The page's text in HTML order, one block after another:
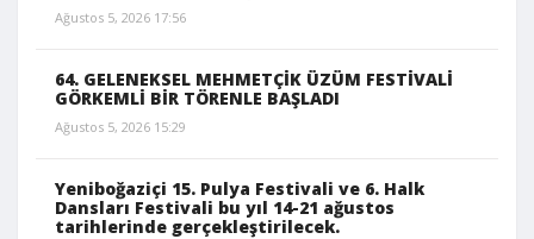
Ağustos 5, 2026 17:56
64. GELENEKSEL MEHMETÇİK ÜZÜM FESTİVALİ
GÖRKEMLİ BİR TÖRENLE BAŞLADI
Ağustos 5, 2026 15:29
Yeniboğaziçi 15. Pulya Festivali ve 6. Halk
Dansları Festivali bu yıl 14-21 ağustos
tarihlerinde gerçekleştirilecek.